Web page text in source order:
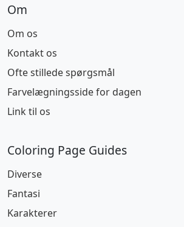
Om
Om os
Kontakt os
Ofte stillede spørgsmål
Farvelægningsside for dagen
Link til os
Coloring Page Guides
Diverse
Fantasi
Karakterer